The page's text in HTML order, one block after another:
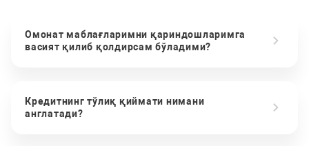
Омонат маблағларимни қариндошларимга
васият қилиб қолдирсам бўладими?
Кредитнинг тўлиқ қиймати нимани
англатади?